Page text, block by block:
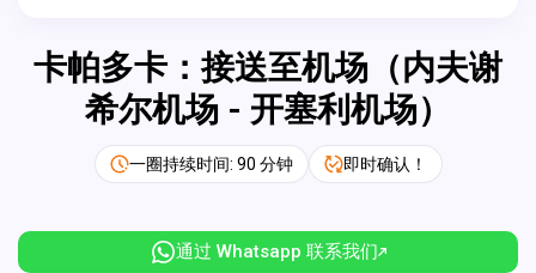
卡帕多卡：接送至机场（内夫谢
希尔机场 - 开塞利机场）
一圈持续时间: 90 分钟 即时确认！
通过 Whatsapp 联系我们